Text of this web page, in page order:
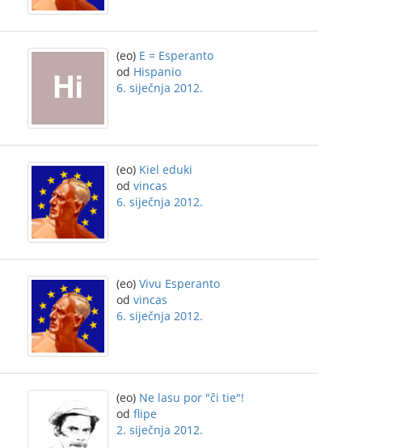
(eo) E = Esperanto
od Hispanio
6. siječnja 2012.
(eo) Kiel eduki
od vincas
6. siječnja 2012.
(eo) Vivu Esperanto
od vincas
6. siječnja 2012.
(eo) Ne lasu por "ĉi tie"!
od flipe
2. siječnja 2012.